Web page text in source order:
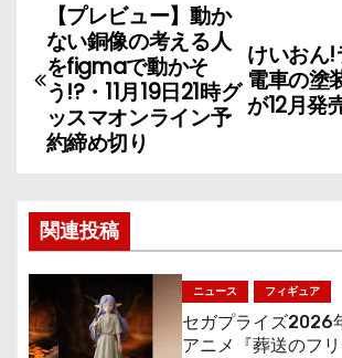
投
稿
ナ
ビ
ゲ
ー
シ
けいおん
電車の塗
が12月発
【プレビュー】動か
ない銅像の考える人
をfigmaで動かそ
う!?・11月19日21時グ
ッスマオンライン予
約締め切り
関連投稿
ニュース フィギュア
セガプライズ2026
アニメ『葬送のフ